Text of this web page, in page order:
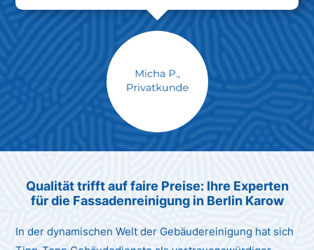
Max Mustermann
Qualität trifft auf faire Preise: Ihre Experten
für die Fassadenreinigung in Berlin Karow
In der dynamischen Welt der Gebäudereinigung hat sich